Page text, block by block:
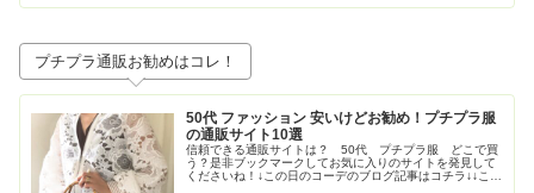
プチプラ通販お勧めはコレ！
50代 ファッション 安いけどお勧め！プチプラ服
の通販サイト10選
信頼できる通販サイトは？ 50代 プチプラ服 どこで買
う？是非ブックマークしてお気に入りのサイトを発見して
くださいね！↓この日のコーデのブログ記事はコチラ↓↓この